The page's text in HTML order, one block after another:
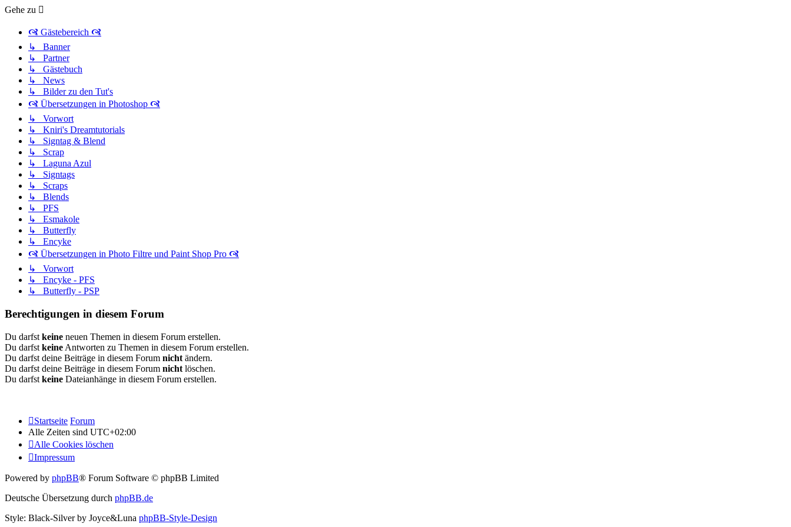
Gehe zu
🙧 Gästebereich 🙧
↳ Banner
↳ Partner
↳ Gästebuch
↳ News
↳ Bilder zu den Tut's
🙧 Übersetzungen in Photoshop 🙧
↳ Vorwort
↳ Kniri's Dreamtutorials
↳ Signtag & Blend
↳ Scrap
↳ Laguna Azul
↳ Signtags
↳ Scraps
↳ Blends
↳ PFS
↳ Esmakole
↳ Butterfly
↳ Encyke
🙧 Übersetzungen in Photo Filtre und Paint Shop Pro 🙧
↳ Vorwort
↳ Encyke - PFS
↳ Butterfly - PSP
Berechtigungen in diesem Forum
Du darfst keine neuen Themen in diesem Forum erstellen.
Du darfst keine Antworten zu Themen in diesem Forum erstellen.
Du darfst deine Beiträge in diesem Forum nicht ändern.
Du darfst deine Beiträge in diesem Forum nicht löschen.
Du darfst keine Dateianhänge in diesem Forum erstellen.
Startseite Forum
Alle Zeiten sind UTC+02:00
Alle Cookies löschen
Impressum
Powered by phpBB® Forum Software © phpBB Limited
Deutsche Übersetzung durch phpBB.de
Style: Black-Silver by Joyce&Luna phpBB-Style-Design